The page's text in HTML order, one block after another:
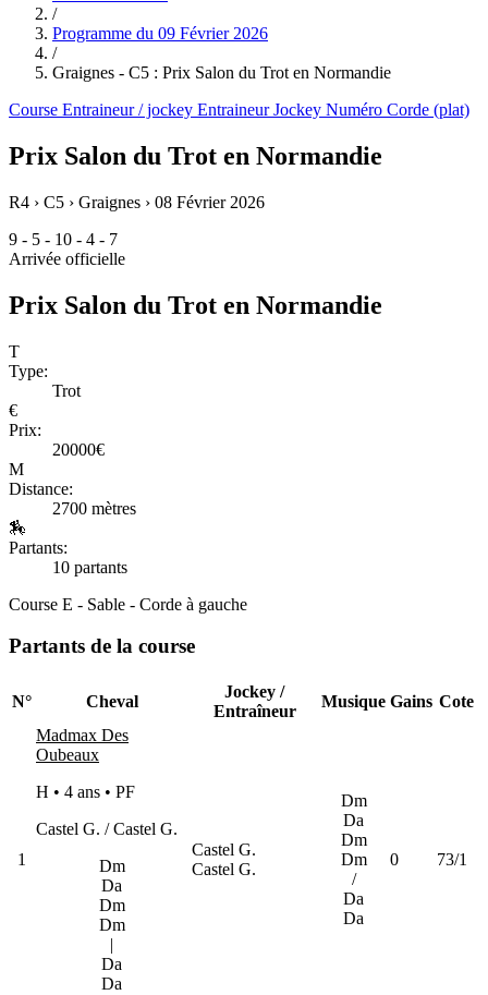
/
Programme du 09 Février 2026
/
Graignes - C5 : Prix Salon du Trot en Normandie
Course Entraineur / jockey EntraineurJockey Numéro Corde (plat)
Prix Salon du Trot en Normandie
R4 › C5 › Graignes › 08 Février 2026
9 - 5 - 10 - 4 - 7
Arrivée officielle
Prix Salon du Trot en Normandie
T
Type:
Trot
€
Prix:
20000€
M
Distance:
2700 mètres
🏇
Partants:
10 partants
Course E - Sable - Corde à gauche
Partants de la course
N° Cheval
Jockey /
Entraîneur
Musique Gains Cote
1
Madmax Des
Oubeaux
H • 4 ans • PF
Castel G. / Castel G.
Dm
Da
Dm
Dm
|
Da
Da
Castel G.
Castel G.
Dm
Da
Dm
Dm
/
Da
Da
0 73/1